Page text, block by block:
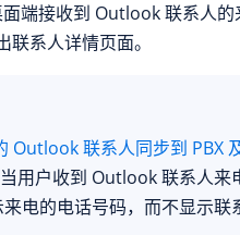
端接收到 Outlook 联系人的
系人详情页面。
Outlook 联系人同步到 PBX
用户收到 Outlook 联系人来
电的电话号码，而不显示联